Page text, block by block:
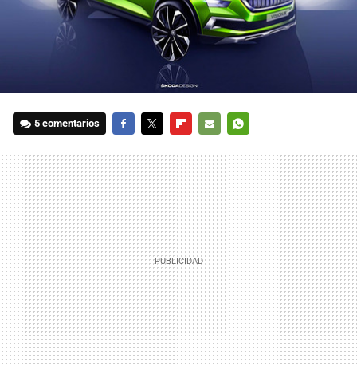
5 comentarios
MAIL